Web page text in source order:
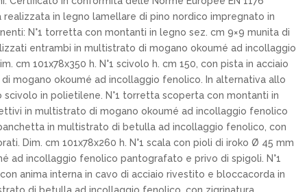
realizzata in legno lamellare di pino nordico impregnato in
N°1 torretta con montanti in legno sez. cm 9×9 munita di
entrambi in multistrato di mogano okoumé ad incollaggio
cm 101x78x350 h. N°1 scivolo h. cm 150, con pista in acciaio
mogano okoumé ad incollaggio fenolico. In alternativa allo
in polietilene. N°1 torretta scoperta con montanti in
in multistrato di mogano okoumé ad incollaggio fenolico
in multistrato di betulla ad incollaggio fenolico, con
Dim. cm 101x78x260 h. N°1 scala con pioli di iroko Ø 45 mm
ad incollaggio fenolico pantografato e privo di spigoli. N°1
anima interna in cavo di acciaio rivestito e bloccacorda in